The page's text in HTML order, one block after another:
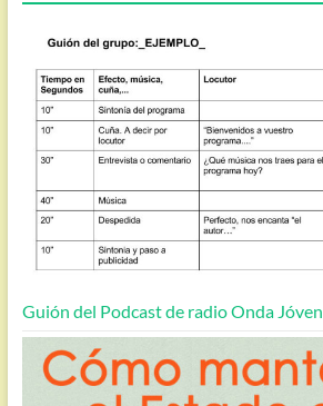
Guión del Podcast de radio Onda Jóven